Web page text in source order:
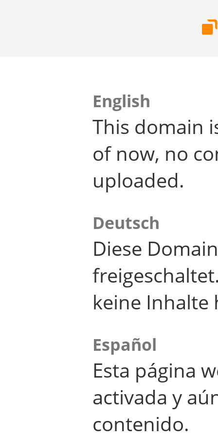
English
This domain
of now, no
uploaded.
Deutsch
Diese
keine Inhalte
Español
Esta página
activada y
contenido.